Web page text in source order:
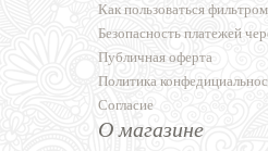
Как пользоваться
Безопасность платежей
Публичная оферта
Политика
Согласие
О магазине